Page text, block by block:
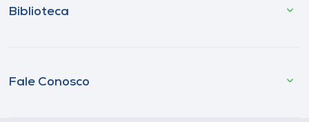
Biblioteca
Fale Conosco